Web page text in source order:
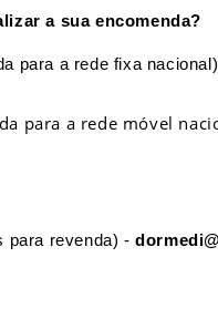
a sua encomenda?
para a rede fixa nacional)
para a rede móvel
para revenda) -